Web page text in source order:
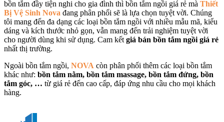
bồn tắm đầy tiện nghi cho gia đình thì bồn tắm ngồi giá rẻ mà Thiết
Bị Vệ Sinh Nova đang phân phối sẽ là lựa chọn tuyệt vời. Chúng
tôi mang đến đa dạng các loại bồn tắm ngồi với nhiều mẫu mã, kiểu
dáng và kích thước nhỏ gọn, vẫn mang đến trải nghiệm tuyệt vời
cho người dùng khi sử dụng. Cam kết giá bán bồn tắm ngồi giá rẻ
nhất thị trường.
Ngoài bồn tắm ngồi, NOVA còn phân phối thêm các loại bồn tắm
khác như: bồn tắm nằm, bồn tắm massage, bồn tắm đứng, bồn
tắm góc, … từ giá rẻ đến cao cấp, đáp ứng nhu cầu cho mọi khách
hàng.